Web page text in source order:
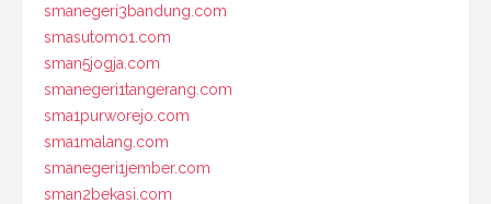
smanegeri3bandung.com
smasutomo1.com
sman5jogja.com
smanegeri1tangerang.com
sma1purworejo.com
sma1malang.com
smanegeri1jember.com
sman2bekasi.com